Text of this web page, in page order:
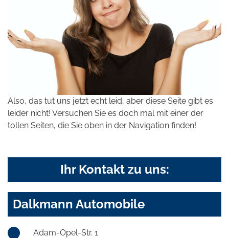
Also, das tut uns jetzt echt leid, aber diese Seite gibt es
leider nicht! Versuchen Sie es doch mal mit einer der
tollen Seiten, die Sie oben in der Navigation finden!
Ihr Kontakt zu uns:
Dalkmann Automobile
Adam-Opel-Str. 1